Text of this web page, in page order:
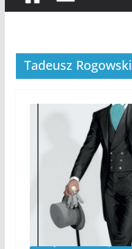
Tadeusz Rogowski